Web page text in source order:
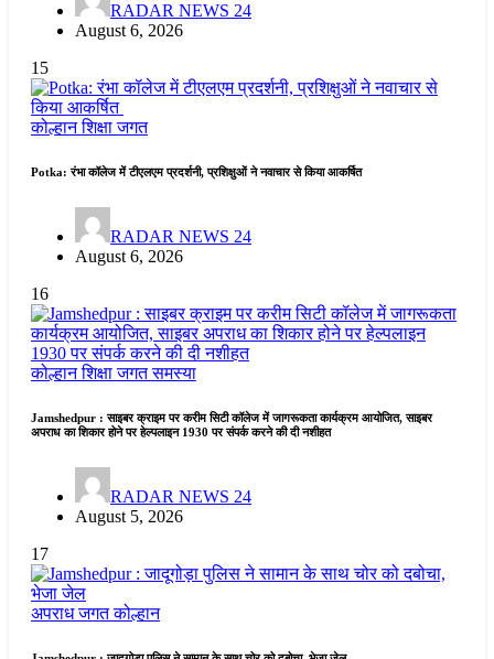
RADAR NEWS 24
August 6, 2026
15
कोल्हानशिक्षा जगत
Potka: रंभा कॉलेज में टीएलएम प्रदर्शनी, प्रशिक्षुओं ने नवाचार से किया आकर्षित
RADAR NEWS 24
August 6, 2026
16
कोल्हानशिक्षा जगतसमस्या
Jamshedpur : साइबर क्राइम पर करीम सिटी कॉलेज में जागरूकता कार्यक्रम आयोजित, साइबर
अपराध का शिकार होने पर हेल्पलाइन 1930 पर संपर्क करने की दी नशीहत
RADAR NEWS 24
August 5, 2026
17
अपराध जगतकोल्हान